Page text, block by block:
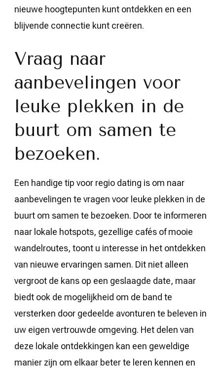
nieuwe hoogtepunten kunt ontdekken en een
blijvende connectie kunt creëren.
Vraag naar
aanbevelingen voor
leuke plekken in de
buurt om samen te
bezoeken.
Een handige tip voor regio dating is om naar
aanbevelingen te vragen voor leuke plekken in de
buurt om samen te bezoeken. Door te informeren
naar lokale hotspots, gezellige cafés of mooie
wandelroutes, toont u interesse in het ontdekken
van nieuwe ervaringen samen. Dit niet alleen
vergroot de kans op een geslaagde date, maar
biedt ook de mogelijkheid om de band te
versterken door gedeelde avonturen te beleven in
uw eigen vertrouwde omgeving. Het delen van
deze lokale ontdekkingen kan een geweldige
manier zijn om elkaar beter te leren kennen en